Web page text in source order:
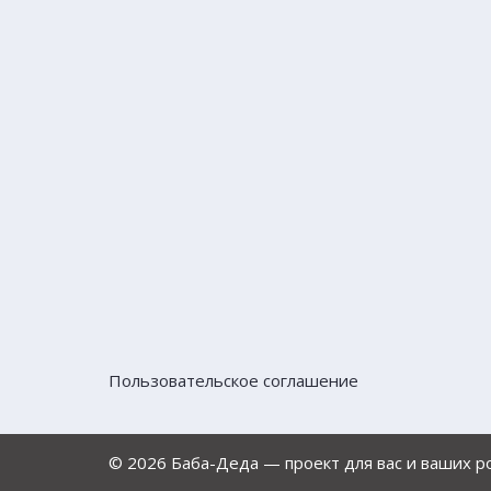
Пользовательское соглашение
© 2026 Баба-Деда — проект для вас и ваших